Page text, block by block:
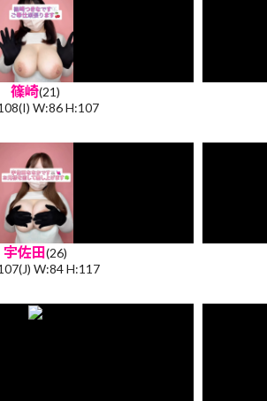
篠崎(21)
W:86 H:107
宇佐田(26)
W:84 H:117